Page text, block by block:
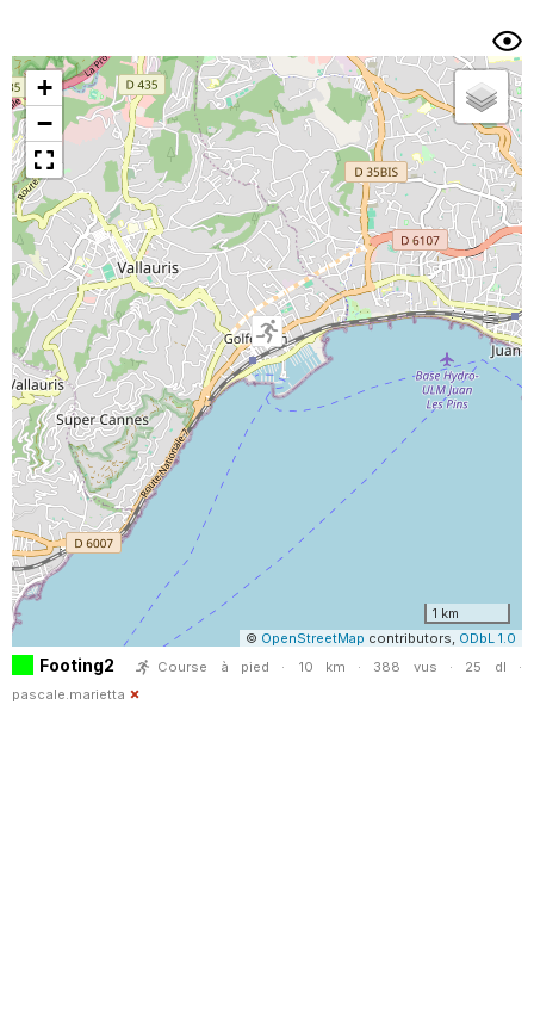
Trier par
Horodatage Photos
+
−
1 km
© OpenStreetMap contributors, ODbL 1.0
Footing2
Course à pied · 10 km · 388 vus · 25 dl ·
pascale.marietta